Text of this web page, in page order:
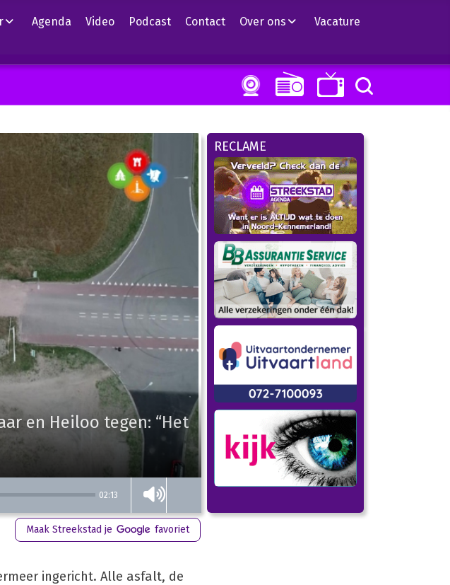
Agenda Video Podcast Contact Over ons Vacature
RECLAME
02:13
en Heiloo tegen: “Het
Maak Streekstad je favoriet
ingericht. Alle asfalt, de